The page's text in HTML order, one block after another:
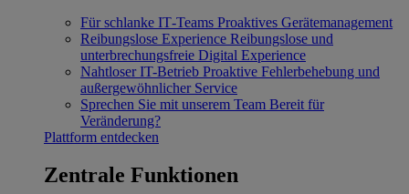
Für schlanke IT‐Teams Proaktives Gerätemanagement
Reibungslose Experience Reibungslose und
unterbrechungsfreie Digital Experience
Nahtloser IT-Betrieb Proaktive Fehlerbehebung und
außergewöhnlicher Service
Sprechen Sie mit unserem Team Bereit für
Veränderung?
Plattform entdecken
Zentrale Funktionen